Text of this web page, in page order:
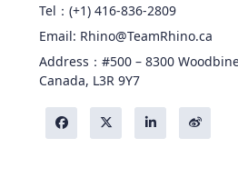
Tel：(+1) 416-836-2809
Email: Rhino@TeamRhino.ca
Address：#500 – 8300
Canada, L3R 9Y7